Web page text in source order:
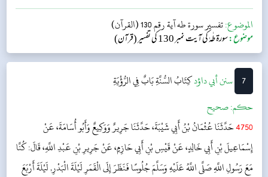
لیا۔...
الموضوع:تفسير سورة طه آية رقم 130 (القرآن)
موضوع:سورۃ طٰہٰ کی آیت نمبر 130 کی تفسیر (قرآن)
7 ‌سنن أبي داؤدكِتَابُ السُّنَّةِبَابٌ فِي الرُّؤْيَةِ
حکم:صحیح
4750حَدَّثَنَا عُثْمَانُ بْنُ أَبِي شَيْبَةَ، حَدَّثَنَا جَرِيرٌ وَوَكِيعٌ وَأَبُو أُسَامَةَ، عَنْ
إِسْمَاعِيلَ بْنِ أَبِي خَالِدٍ، عَنْ قَيْسِ بْنِ أَبِي حَازِمٍ، عَنْ جَرِيرِ بْنِ عَبْدِ اللَّهِ، قَالَ: كُنَّا
مَعَ رَسُولِ اللَّهِ صَلَّى اللَّهُ عَلَيْهِ وَسَلَّمَ جُلُوسًا فَنَظَرَ إِلَى الْقَمَرِ لَيْلَةَ الْبَدْرِ, لَيْلَةَ أَرْبَعَ